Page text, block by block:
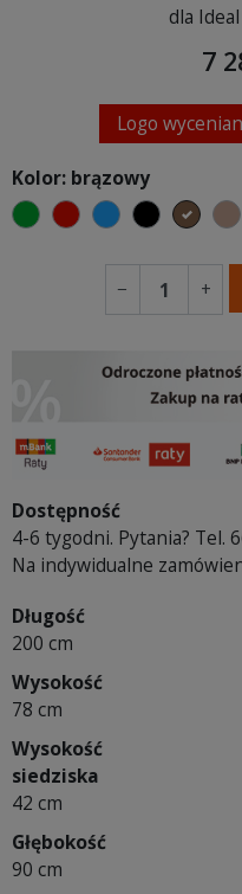
dla
7
Logo
Kolor: brązowy
zielonyczerwonyniebieski
czarny
− +
Dostępność
4-6 tygodni. Pytania? Tel.
Na indywidualne
Długość
200 cm
Wysokość
78 cm
Wysokość
siedziska
42 cm
Głębokość
90 cm